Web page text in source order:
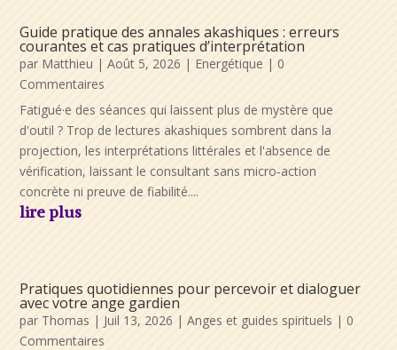
Guide pratique des annales akashiques : erreurs
courantes et cas pratiques d’interprétation
par Matthieu |Août 5, 2026 | Energétique | 0
Commentaires
Fatigué·e des séances qui laissent plus de mystère que
d'outil ? Trop de lectures akashiques sombrent dans la
projection, les interprétations littérales et l'absence de
vérification, laissant le consultant sans micro‑action
concrète ni preuve de fiabilité....
lire plus
Pratiques quotidiennes pour percevoir et dialoguer
avec votre ange gardien
par Thomas | Juil 13, 2026 |Anges et guides spirituels | 0
Commentaires